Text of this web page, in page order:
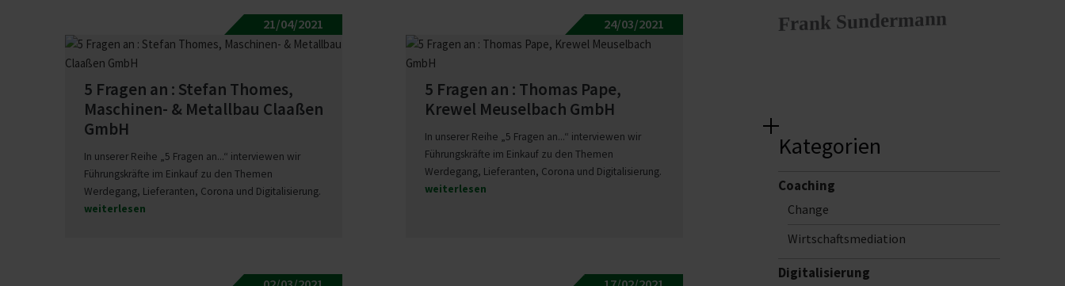
21/04/2021
5 Fragen an : Stefan Thomes,
Maschinen- & Metallbau Claaßen
GmbH
In unserer Reihe „5 Fragen an...“ interviewen wir
Führungskräfte im Einkauf zu den Themen
Werdegang, Lieferanten, Corona und Digitalisierung.
weiterlesen
24/03/2021
5 Fragen an : Thomas Pape,
Krewel Meuselbach GmbH
In unserer Reihe „5 Fragen an...“ interviewen wir
Führungskräfte im Einkauf zu den Themen
Werdegang, Lieferanten, Corona und Digitalisierung.
weiterlesen
Frank Sundermann
Kategorien
Coaching
Change
Wirtschaftsmediation
Digitalisierung